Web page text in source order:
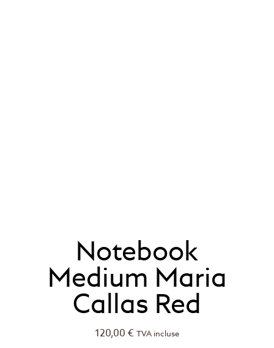
Notebook
Medium Maria
Callas Red
120,00 € TVA incluse